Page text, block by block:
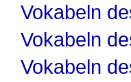
Vokabeln
Vokabeln
Vokabeln